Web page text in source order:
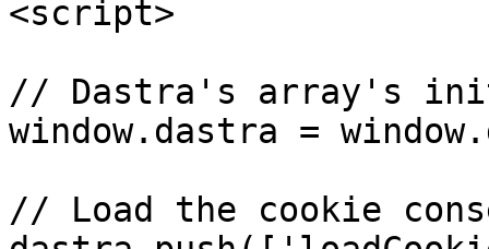
<script>
// Dastra's array's
window.dastra =
// Load the cookie